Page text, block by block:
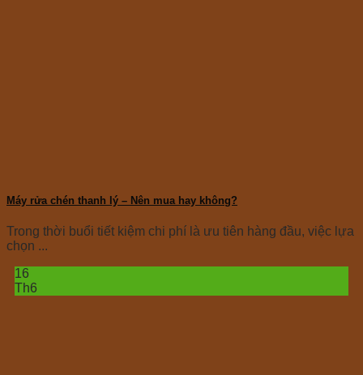
Máy rửa chén thanh lý – Nên mua hay không?
Trong thời buổi tiết kiệm chi phí là ưu tiên hàng đầu, việc lựa
chọn ...
16
Th6